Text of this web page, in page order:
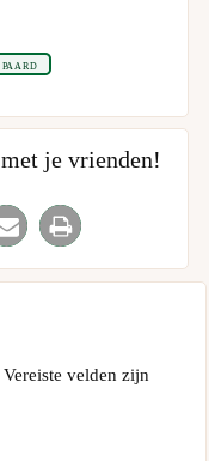
paard
met je vrienden!
Vereiste velden zijn